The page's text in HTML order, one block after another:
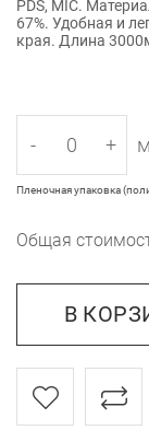
PDS, MIC.
67%. Удобная и
края. Длина
- + м
Пленочная упаковка
Общая
В